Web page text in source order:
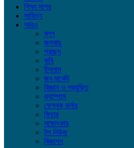
শিক্ষা সাগর
সাহিত্য
আরও
ব্লগ
জলবায়ু
প্রচ্ছদ
কৃষি
ইসলাম
জব মার্কেট
বিজ্ঞান ও প্রযুক্তি
ক্যাম্পাস
ফেসবুক কর্নার
ফিচার
সাক্ষাৎকার
টপ নিউজ
বিজ্ঞাপন